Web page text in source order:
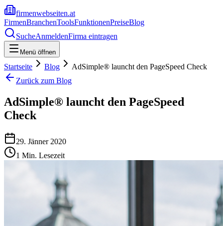
firmenwebseiten.at
FirmenBranchenToolsFunktionenPreiseBlog
SucheAnmeldenFirma eintragen
Menü öffnen
Startseite Blog
AdSimple® launcht den PageSpeed Check
Zurück zum Blog
AdSimple® launcht den PageSpeed
Check
29. Jänner 2020
1 Min. Lesezeit